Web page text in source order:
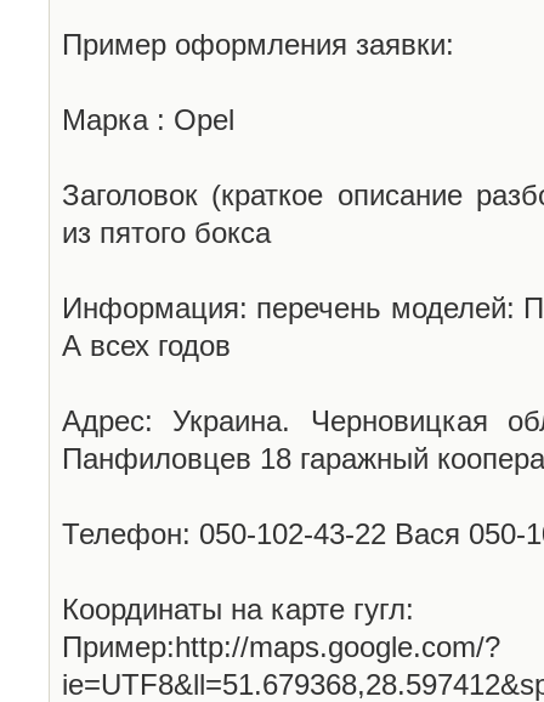
Пример оформления заявки:
Марка : Opel
Заголовок (краткое описание
из пятого бокса
Информация: перечень моделей:
А всех годов
Адрес: Украина. Черновицкая
Панфиловцев 18 гаражный
Телефон: 050-102-43-22 Вася 050-
Координаты на карте гугл:
Пример:http://maps.google.com/?